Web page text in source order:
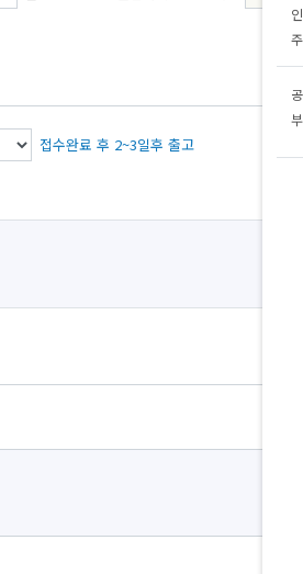
접수완료 후 2~3일후 출고